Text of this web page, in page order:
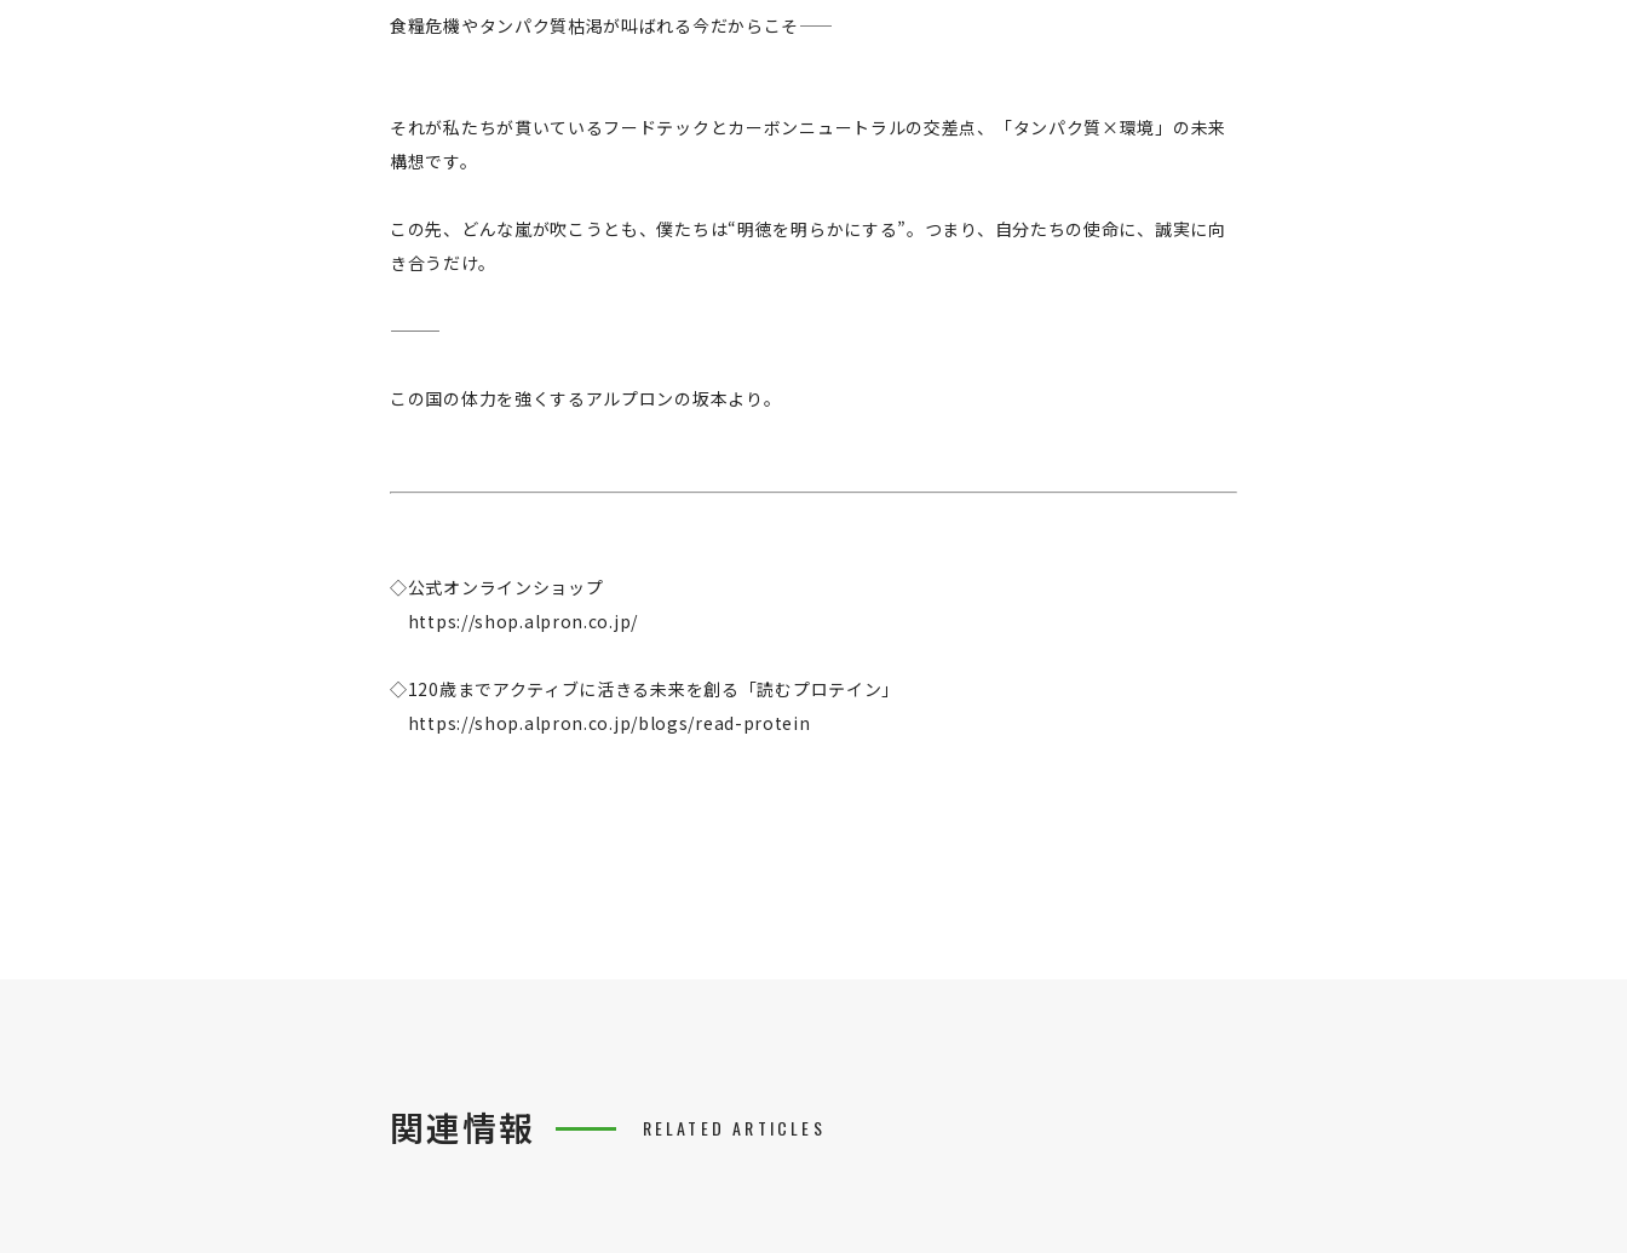
食糧危機やタンパク質枯渇が叫ばれる今だからこそ——
それが私たちが貫いているフードテックとカーボンニュートラルの交差点、「タンパク質×環境」の未来
構想です。
この先、どんな嵐が吹こうとも、僕たちは“明徳を明らかにする”。つまり、自分たちの使命に、誠実に向
き合うだけ。
———
この国の体力を強くするアルプロンの坂本より。
◇公式オンラインショップ
https://shop.alpron.co.jp/
◇120歳までアクティブに活きる未来を創る「読むプロテイン」
https://shop.alpron.co.jp/blogs/read-protein
関連情報 RELATED ARTICLES